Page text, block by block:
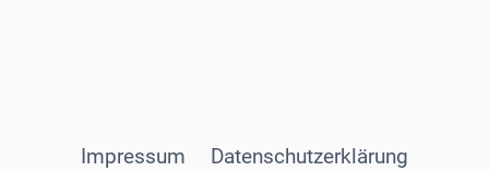
Impressum
Datenschutzerklärung